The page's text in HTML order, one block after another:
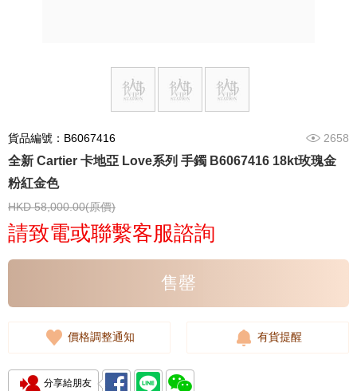
貨品編號：B6067416 2658
全新 Cartier 卡地亞 Love系列 手鐲 B6067416 18kt玫瑰金
粉紅金色
HKD 58,000.00(原價)
請致電或聯繫客服諮詢
售罄
價格調整通知 有貨提醒
分享給朋友